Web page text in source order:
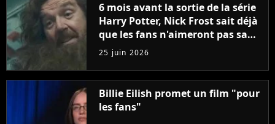
6 mois avant la sortie de la série
Harry Potter, Nick Frost sait déjà
que les fans n'aimeront pas sa
version de Hagrid
25 juin 2026
Billie Eilish promet un film "pour
les fans"